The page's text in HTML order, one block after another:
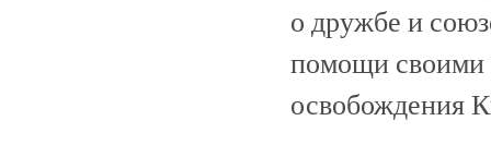
о дружбе и
помощи своими
освобождения